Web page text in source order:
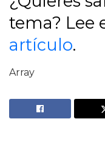
tema? Lee
artículo.
Array